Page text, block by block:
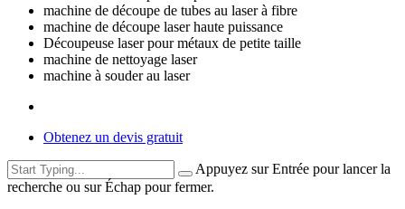
machine de découpe de tubes au laser à fibre
machine de découpe laser haute puissance
Découpeuse laser pour métaux de petite taille
machine de nettoyage laser
machine à souder au laser
Obtenez un devis gratuit
Appuyez sur Entrée pour lancer la
recherche ou sur Échap pour fermer.